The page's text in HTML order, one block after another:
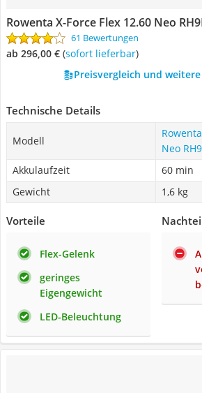
Rowenta X-Force Flex 12.60 Neo
61 Bewertungen
ab 296,00 € ( Sofort lieferbar)
Preisvergleich und
Technische Details
Modell
Neo
Akkulaufzeit
60 min
Gewicht
1,6 kg
Vorteile
Flex-Gelenk
geringes
Eigengewicht
LED-Beleuchtung